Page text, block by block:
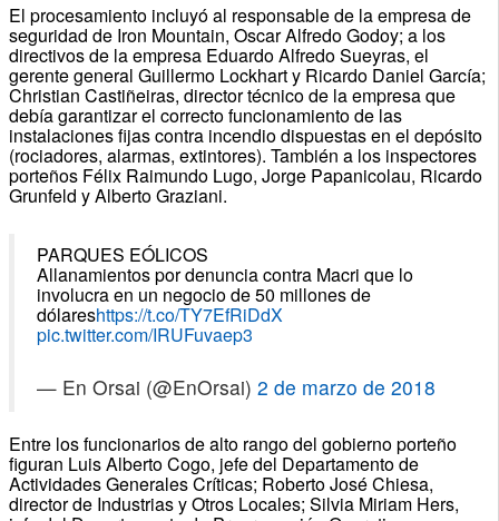
El procesamiento incluyó al responsable de la empresa de
seguridad de Iron Mountain, Oscar Alfredo Godoy; a los
directivos de la empresa Eduardo Alfredo Sueyras, el
gerente general Guillermo Lockhart y Ricardo Daniel García;
Christian Castiñeiras, director técnico de la empresa que
debía garantizar el correcto funcionamiento de las
instalaciones fijas contra incendio dispuestas en el depósito
(rociadores, alarmas, extintores). También a los inspectores
porteños Félix Raimundo Lugo, Jorge Papanicolau, Ricardo
Grunfeld y Alberto Graziani.
PARQUES EÓLICOS
Allanamientos por denuncia contra Macri que lo
involucra en un negocio de 50 millones de
dólareshttps://t.co/TY7EfRiDdX
pic.twitter.com/IRUFuvaep3
— En Orsai (@EnOrsai) 2 de marzo de 2018
Entre los funcionarios de alto rango del gobierno porteño
figuran Luis Alberto Cogo, jefe del Departamento de
Actividades Generales Críticas; Roberto José Chiesa,
director de Industrias y Otros Locales; Silvia Miriam Hers,